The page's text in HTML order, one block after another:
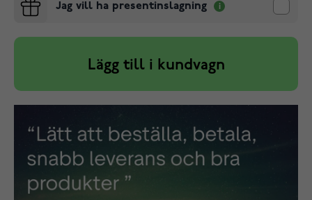
Jag vill ha presentinslagning
Lägg till i kundvagn